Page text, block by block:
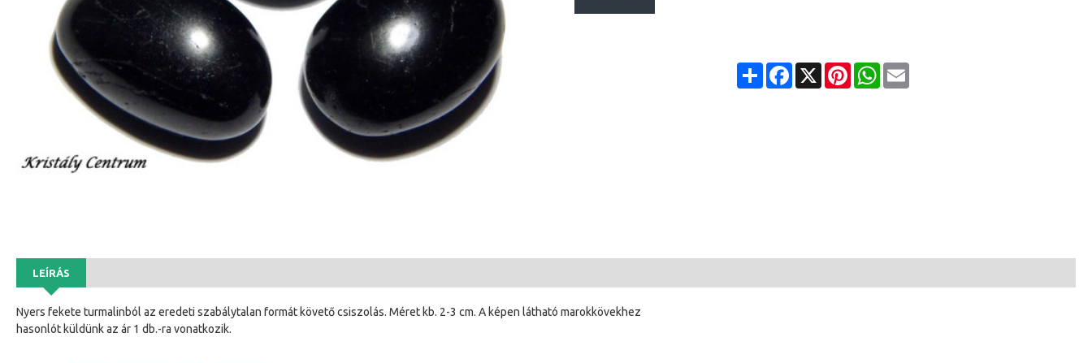
ShareFacebook
X PinterestWhatsApp
Email
LEÍRÁS
Nyers fekete turmalinból az eredeti szabálytalan formát követő csiszolás. Méret kb. 2-3 cm. A képen látható marokkövekhez
hasonlót küldünk az ár 1 db.-ra vonatkozik.